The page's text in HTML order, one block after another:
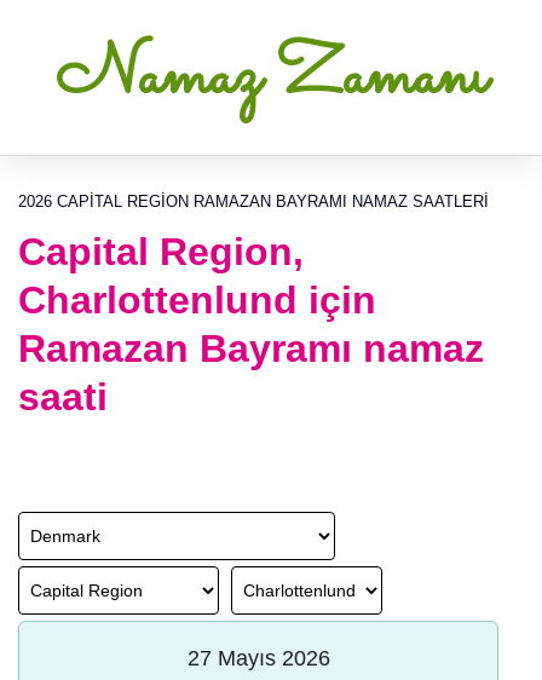
Namaz Zamanı
2026 CAPITAL REGION RAMAZAN BAYRAMI NAMAZ SAATLERI
Capital Region,
Charlottenlund için
Ramazan Bayramı namaz
saati
27 Mayıs 2026